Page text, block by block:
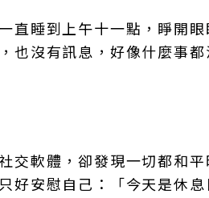
直睡到上午十一點，睜開
也沒有訊息，好像什麼事都
交軟體，卻發現一切都和
好安慰自己：「今天是休